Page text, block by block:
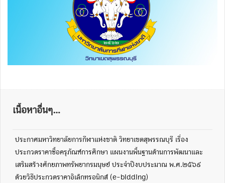
เนื้อหาอื่นๆ...
ประกาศมหาวิทยาลัยการกีฬาแห่งชาติ วิทยาเขตสุพรรณบุรี เรื่อง
ประกวดราคาซื้อครุภัณฑ์การศึกษา แผนงานพื้นฐานด้านการพัฒนาและ
เสริมสร้างศักยภาพทรัพยากรมนุษย์ ประจำปีงบประมาณ พ.ศ.๒๕๖๙
ด้วยวิธีประกวดราคาอิเล็กทรอนิกส์ (e-bidding)